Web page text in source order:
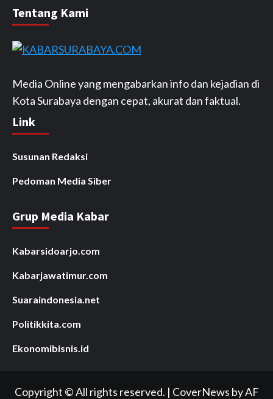
Tentang Kami
Media Online yang mengabarkan info dan kejadian di
Kota Surabaya dengan cepat, akurat dan faktual.
Link
Susunan Redaksi
Pedoman Media Siber
Grup Media Kabar
Kabarsidoarjo.com
Kabarjawatimur.com
Suaraindonesia.net
Politikkita.com
Ekonomibisnis.id
Copyright © All rights reserved. | CoverNews by AF